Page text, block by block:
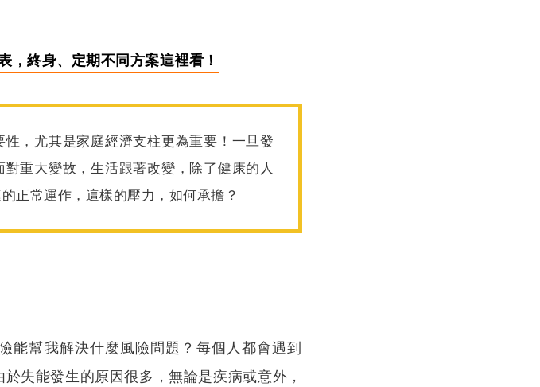
，終身、定期不同方案這裡看！
，尤其是家庭經濟支柱更為重要！一旦發
重大變故，生活跟著改變，除了健康的人
正常運作，這樣的壓力，如何承擔？
能幫我解決什麼風險問題？每個人都會遇到
失能發生的原因很多，無論是疾病或意外，